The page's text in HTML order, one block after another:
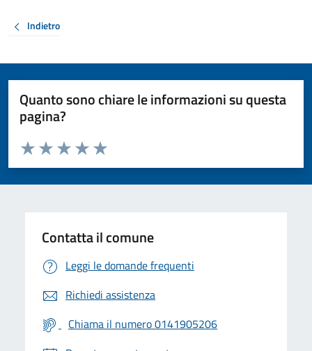
Indietro
Quanto sono chiare le informazioni su questa
pagina?
Valuta da 1 a 5 stelle la pagina
Valuta 5 stelle su 5
Valuta 4 stelle su 5
Valuta 3 stelle su 5
Valuta 2 stelle su 5
Valuta 1 stelle su 5
Contatta il comune
Leggi le domande frequenti
Richiedi assistenza
Chiama il numero 0141905206